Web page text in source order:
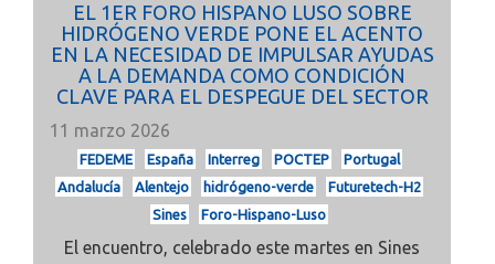
EL 1ER FORO HISPANO LUSO SOBRE
HIDRÓGENO VERDE PONE EL ACENTO
EN LA NECESIDAD DE IMPULSAR AYUDAS
A LA DEMANDA COMO CONDICIÓN
CLAVE PARA EL DESPEGUE DEL SECTOR
11 marzo 2026
FEDEME España Interreg POCTEP
Portugal
Andalucía
Alentejo hidrógeno-verde
Futuretech-H2
Sines
Foro-Hispano-Luso
El encuentro, celebrado este martes en Sines